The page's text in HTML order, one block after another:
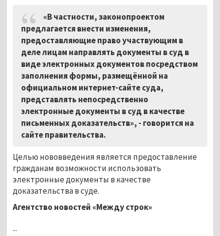
«В частности, законопроектом
предлагается внести изменения,
предоставляющие право участвующим в
деле лицам направлять документы в суд в
виде электронных документов посредством
заполнения формы, размещённой на
официальном интернет-сайте суда,
представлять непосредственно
электронные документы в суд в качестве
письменных доказательств», - говорится на
сайте правительства.
Целью нововведения является предоставление
гражданам возможности использовать
электронные документы в качестве
доказательства в суде.
Агентство новостей «Между строк»
...